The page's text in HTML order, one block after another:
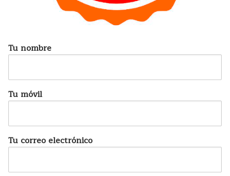
Tu nombre
Tu móvil
Tu correo electrónico